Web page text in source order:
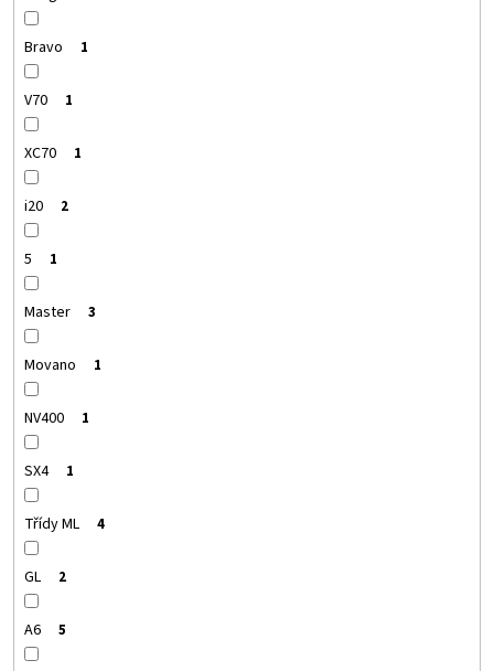
Bravo 1
V70 1
XC70 1
i20 2
5 1
Master 3
Movano 1
NV400 1
SX4 1
Třídy ML 4
GL 2
A6 5